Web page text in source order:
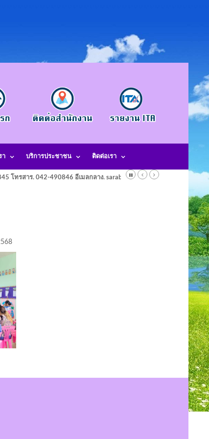
า บริการประชาชน ติดต่อเรา
ทรสาร. 042-490846 อีเมลกลาง. saraban@laotangkham.go.th